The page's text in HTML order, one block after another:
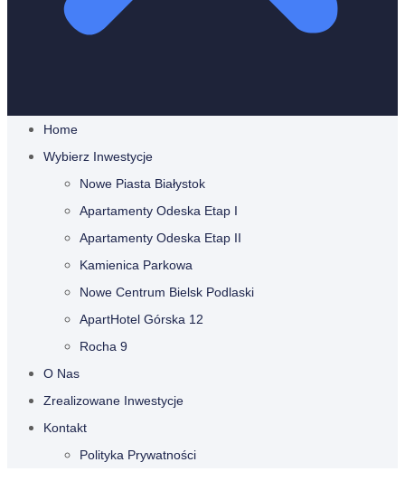
Home
Wybierz Inwestycje
Nowe Piasta Białystok
Apartamenty Odeska Etap I
Apartamenty Odeska Etap II
Kamienica Parkowa
Nowe Centrum Bielsk Podlaski
ApartHotel Górska 12
Rocha 9
O Nas
Zrealizowane Inwestycje
Kontakt
Polityka Prywatności